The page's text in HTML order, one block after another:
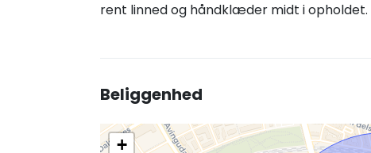
rent linned og håndklæder midt i opholdet.
Beliggenhed
+